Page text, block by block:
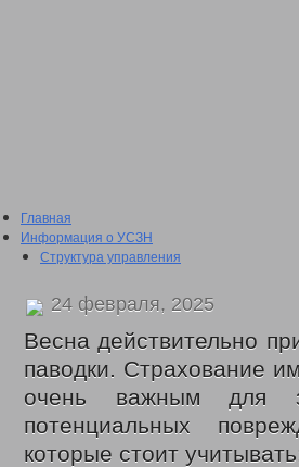
Главная
Информация о УСЗН
Структура управления
План проведения проверки
Сведения о доходах
2016 год
2017 год
2018 год
2019 год
2020 год
2021 год
2022 год
24 февраля, 2025
Весна действительно
паводки. Страхование
очень важным для
потенциальных
которые стоит